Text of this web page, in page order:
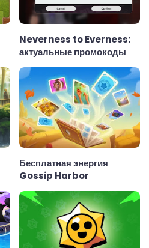
Neverness to Everness:
актуальные промокоды
Бесплатная энергия
Gossip Harbor